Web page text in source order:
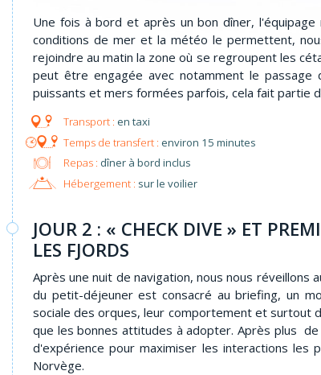
Une fois à bord et après un bon dîner,
conditions de mer et la météo le permettent,
rejoindre au matin la zone où se regroupent les
peut être engagée avec notamment le
puissants et mers formées parfois, cela fait partie
en taxi
environ 15 minutes
Repas : dîner à bord inclus
Hébergement : sur le voilier
JOUR 2 : « CHECK DIVE » ET
LES FJORDS
Après une nuit de navigation, nous nous réveillons
du petit-déjeuner est consacré au briefing, un
sociale des orques, leur comportement et surtout
que les bonnes attitudes à adopter. Après plus de
d'expérience pour maximiser les interactions les
Norvège.